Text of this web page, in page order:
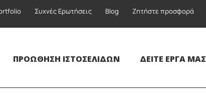
Συχνές Ερωτήσεις Blog Ζητήστε προσφορά
ΠΡΟΏΘΗΣΗ ΙΣΤΟΣΕΛΊΔΩΝ ΔΕΊΤΕ ΈΡΓΑ ΜΑΣ